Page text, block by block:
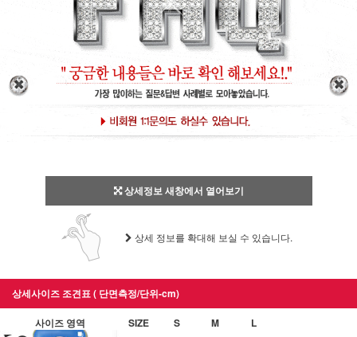
상세정보 새창에서 열어보기
상세 정보를 확대해 보실 수 있습니다.
상세사이즈 조견표 ( 단면측정/단위-cm)
사이즈 영역 SIZE S M L